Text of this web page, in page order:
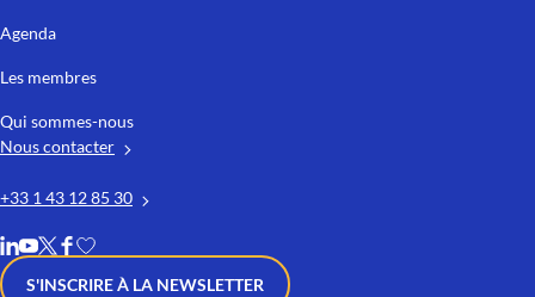
Agenda
Les membres
Qui sommes-nous
Nous contacter
+33 1 43 12 85 30
S'INSCRIRE À LA NEWSLETTER